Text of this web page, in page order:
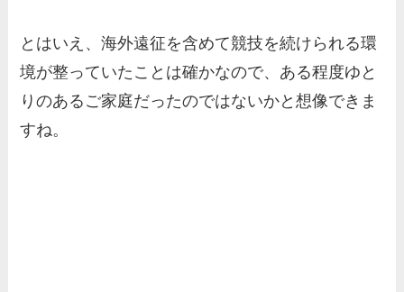
とはいえ、海外遠征を含めて競技を続けられる環
境が整っていたことは確かなので、ある程度ゆと
りのあるご家庭だったのではないかと想像できま
すね。